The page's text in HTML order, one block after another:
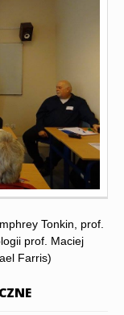
Tonkin, prof.
prof. Maciej
Farris)